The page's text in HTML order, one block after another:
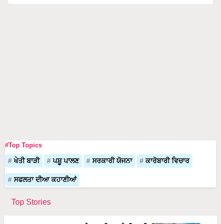
#Top Topics
ਖੇਤੀ ਬਾੜੀ ਪਸ਼ੂ ਪਾਲਣ ਸਰਕਾਰੀ ਯੋਜਨਾ ਕਾਰੋਬਾਰੀ ਵਿਚਾਰ
ਸਫਲਤਾ ਦੀਆ ਕਹਾਣੀਆਂ
Top Stories